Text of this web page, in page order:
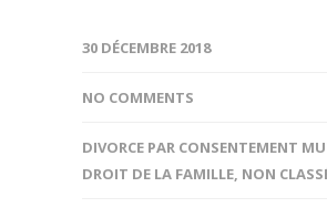
30 DÉCEMBRE 2018
NO COMMENTS
DIVORCE PAR CONSENTEMENT
DROIT DE LA FAMILLE, NON